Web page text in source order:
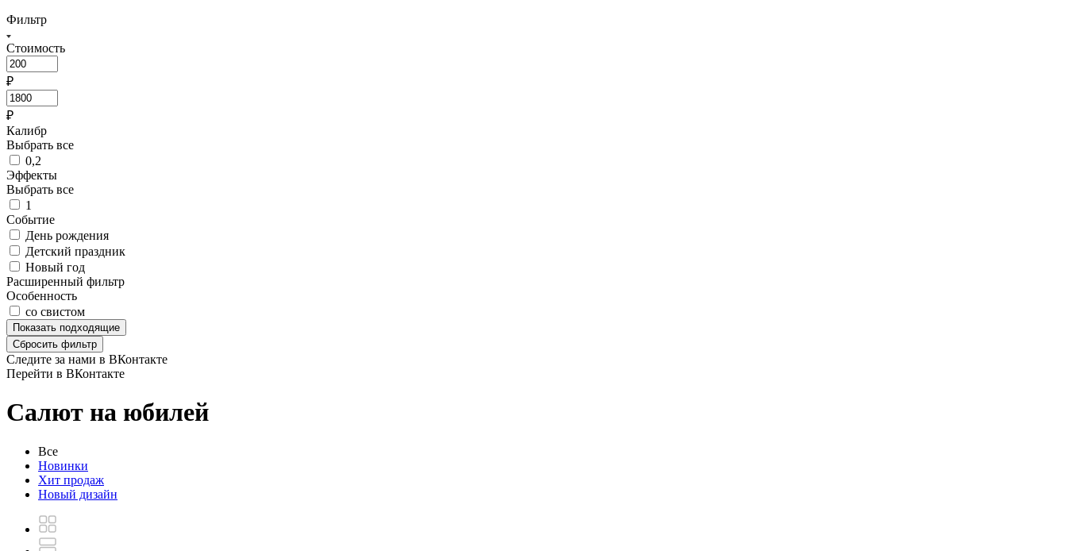
Фильтр
Стоимость
₽
₽
Калибр
Выбрать все
0,2
Эффекты
Выбрать все
1
Событие
День рождения
Детский праздник
Новый год
Расширенный фильтр
Особенность
со свистом
Показать подходящие
Сбросить фильтр
Следите за нами в ВКонтакте
Перейти в ВКонтакте
Салют на юбилей
Все
Новинки
Хит продаж
Новый дизайн